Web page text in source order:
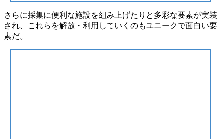
さらに採集に便利な施設を組み上げたりと多彩な要素が実装
され、これらを解放・利用していくのもユニークで面白い要
素だ。